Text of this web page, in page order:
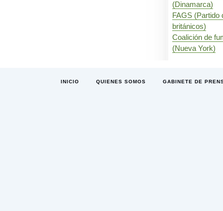
(Dinamarca)
FAGS (Partido
británicos)
Coalición de
(Nueva York)
INICIO QUIENES SOMOS GABINETE DE